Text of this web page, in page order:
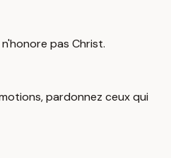
pas Christ.
pardonnez ceux qui